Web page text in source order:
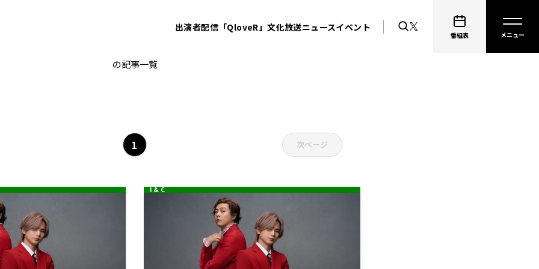
出演者配信「QloveR」文化放送ニュースイベント
番組表
の記事一覧
1 次ページ